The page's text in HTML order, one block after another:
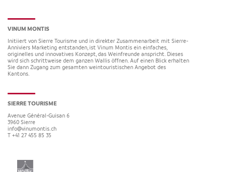
VINUM MONTIS
Initiiert von Sierre Tourisme und in direkter Zusammenarbeit mit Sierre-
Anniviers Marketing entstanden, ist Vinum Montis ein einfaches,
originelles und innovatives Konzept, das Weinfreunde anspricht. Dieses
wird sich schrittweise dem ganzen Wallis öffnen. Auf einen Blick erhalten
Sie dann Zugang zum gesamten weintouristischen Angebot des
Kantons.
SIERRE TOURISME
Avenue Général-Guisan 6
3960 Sierre
info@vinumontis.ch
T +41 27 455 85 35